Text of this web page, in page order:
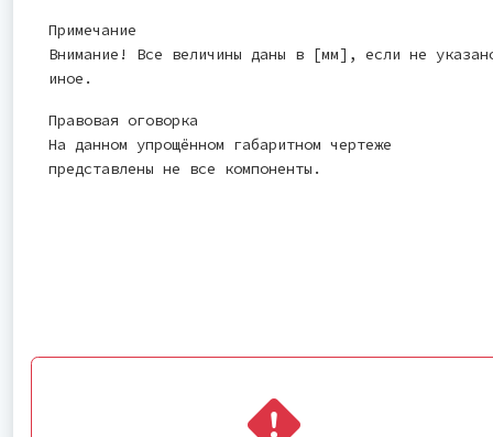
Примечание
Внимание! Все величины даны в [мм], если не
иное.
Правовая оговорка
На данном упрощённом габаритном чертеже
представлены не все компоненты.